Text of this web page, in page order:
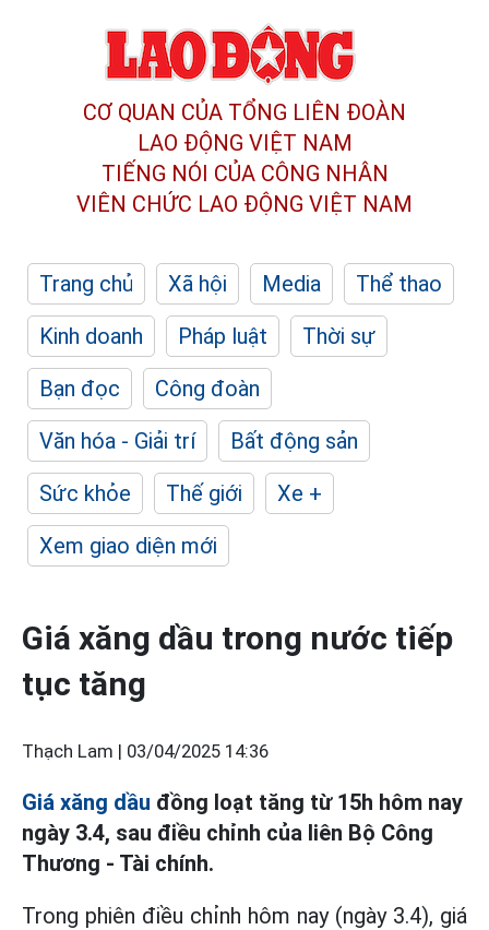
CƠ QUAN CỦA TỔNG LIÊN ĐOÀN
LAO ĐỘNG VIỆT NAM
TIẾNG NÓI CỦA CÔNG NHÂN
VIÊN CHỨC LAO ĐỘNG VIỆT NAM
Trang chủ Xã hội Media
Thể thao
Kinh doanh
Pháp luật
Thời sự
Bạn đọc
Công đoàn
Văn hóa - Giải trí
Bất động sản
Sức khỏe
Thế giới
Xe +
Xem giao diện mới
Giá xăng dầu trong nước tiếp
tục tăng
Thạch Lam | 03/04/2025 14:36
Giá xăng dầu đồng loạt tăng từ 15h hôm nay
ngày 3.4, sau điều chỉnh của liên Bộ Công
Thương - Tài chính.
Trong phiên điều chỉnh hôm nay (ngày 3.4), giá